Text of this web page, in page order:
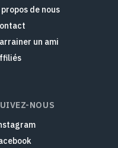
propos de nous
un ami
NOUS